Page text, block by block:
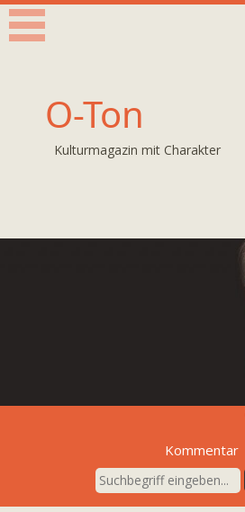
O-Ton
Kulturmagazin mit Charakter
Kommentar